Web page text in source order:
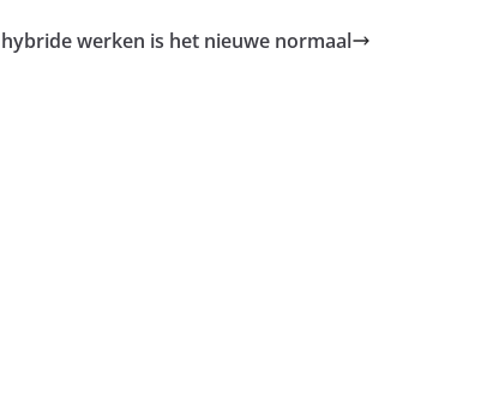
werken is het nieuwe normaal